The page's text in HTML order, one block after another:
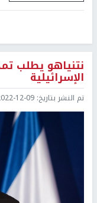
نتنياهو يطلب
الإسرائيلية
تم النشر بتاريخ: 12-09 09:03